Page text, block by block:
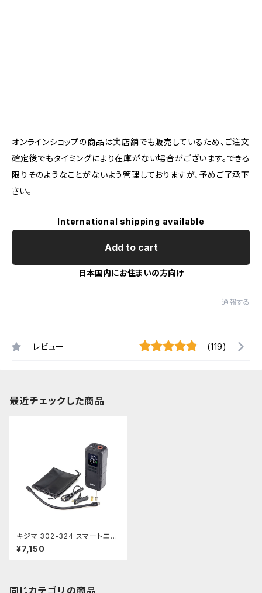
オンラインショップの商品は実店舗でも販売しているため、ご注文
確定後でもタイミングにより在庫がない場合がございます。できる
限りそのようなことがないよう管理しておりますが、予めご了承下
さい。
International shipping available
Add to cart
日本国内にお住まいの方向け
通報する
レビュー (119)
最近チェックした商品
キジマ 302-324 スマートエア
ポンプ JP03
¥7,150
同じカテゴリの商品